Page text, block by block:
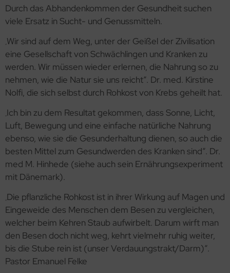
Durch das Abhandenkommen der Gesundheit suchen
viele Ersatz in Sucht- und Genussmitteln.
Wir sind auf dem Weg, unter der Geißel der Zivilisation
eine Gesellschaft von Schwächlingen und Kranken zu
werden. Wir müssen wieder erlernen, die Nahrung so zu
nehmen, wie die Natur sie uns reicht“. Dr. med. Kirstine
Nolfi, die sich selbst durch Rohkost von Krebs geheilt hat.
Ich bin zu dem Resultat gekommen, dass Sonne, Licht,
Luft, Bewegung und eine einfache natürliche Nahrung
ebenso, wie sie die Gesunderhaltung dienen, so auch die
besten Mittel zum Gesundwerden des Kranken sind“. Dr.
med M. Hinhede (siehe auch sein Ernährungsexperiment
mit Dänemark).
Die pflanzliche Rohkost ist in ihrer Wirkung auf Magen und
Eingeweide des Menschen dem Besen zu vergleichen,
welcher beim Kehren Staub aufwirbelt. Darum wirft man
den Besen doch nicht weg, kehrt vielmehr ruhig weiter,
bis die Stube rein ist (unser Verdauungstrakt/Darm)“.
Pastor Emanuel Felke